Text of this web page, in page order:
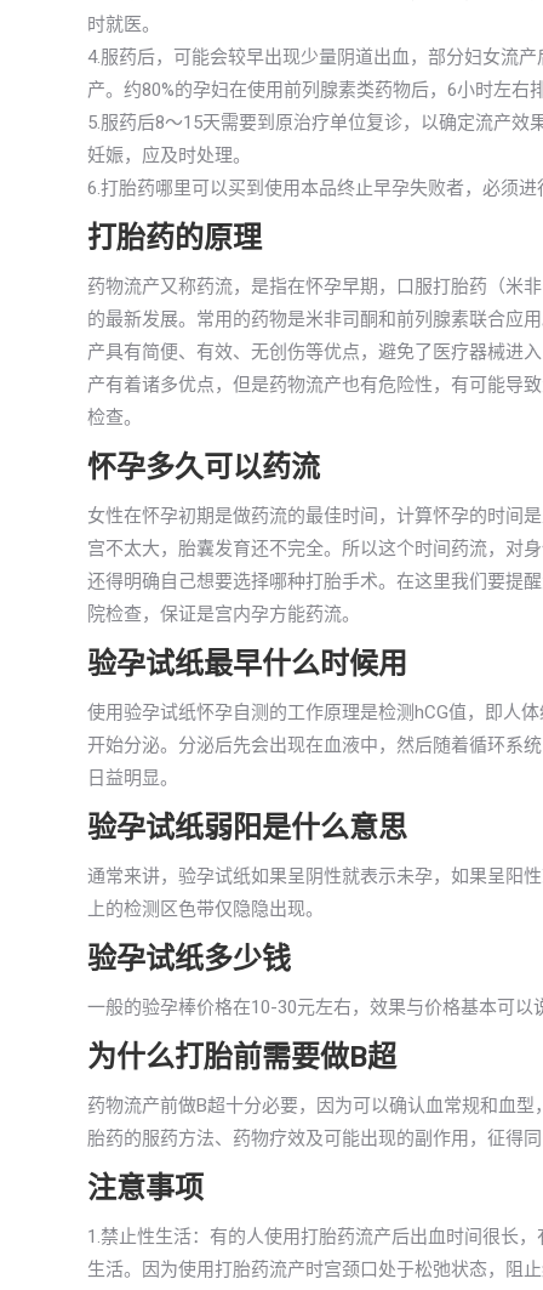
时就医。
4.服药后，可能会较早出现少量阴道出血，部分妇女流
产。约80%的孕妇在使用前列腺素类药物后，6小时左
5.服药后8～15天需要到原治疗单位复诊，以确定流产
妊娠，应及时处理。
6.打胎药哪里可以买到使用本品终止早孕失败者，必须
打胎药的原理
药物流产又称药流，是指在怀孕早期，口服打胎药（米
的最新发展。常用的药物是米非司酮和前列腺素联合应
产具有简便、有效、无创伤等优点，避免了医疗器械进
产有着诸多优点，但是药物流产也有危险性，有可能导
检查。
怀孕多久可以药流
女性在怀孕初期是做药流的最佳时间，计算怀孕的时间
宫不太大，胎囊发育还不完全。所以这个时间药流，对
还得明确自己想要选择哪种打胎手术。在这里我们要提
院检查，保证是宫内孕方能药流。
验孕试纸最早什么时候用
使用验孕试纸怀孕自测的工作原理是检测hCG值，即人
开始分泌。分泌后先会出现在血液中，然后随着循环系
日益明显。
验孕试纸弱阳是什么意思
通常来讲，验孕试纸如果呈阴性就表示未孕，如果呈阳
上的检测区色带仅隐隐出现。
验孕试纸多少钱
一般的验孕棒价格在10-30元左右，效果与价格基本可
为什么打胎前需要做B超
药物流产前做B超十分必要，因为可以确认血常规和血
胎药的服药方法、药物疗效及可能出现的副作用，征得
注意事项
1.禁止性生活：有的人使用打胎药流产后出血时间很长
生活。因为使用打胎药流产时宫颈口处于松弛状态，阻